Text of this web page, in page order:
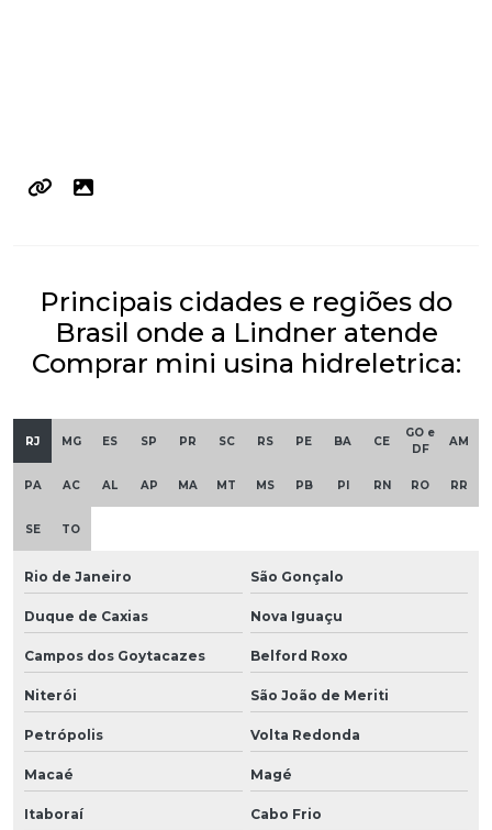
Principais cidades e regiões do
Brasil onde a Lindner atende
Comprar mini usina hidreletrica:
RJ MG ES SP PR SC RS PE BA CE
GO e
DF
AM
PA AC AL AP MA MT MS PB PI RN RO RR
SE TO
Rio de Janeiro São Gonçalo
Duque de Caxias Nova Iguaçu
Campos dos Goytacazes Belford Roxo
Niterói São João de Meriti
Petrópolis Volta Redonda
Macaé Magé
Itaboraí Cabo Frio